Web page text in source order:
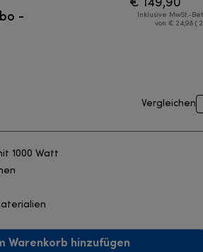
-
€ 149,90
Inklusive MwSt.-
von € 24,98 (
Vergleichen
1000 Watt
Warenkorb hinzufügen